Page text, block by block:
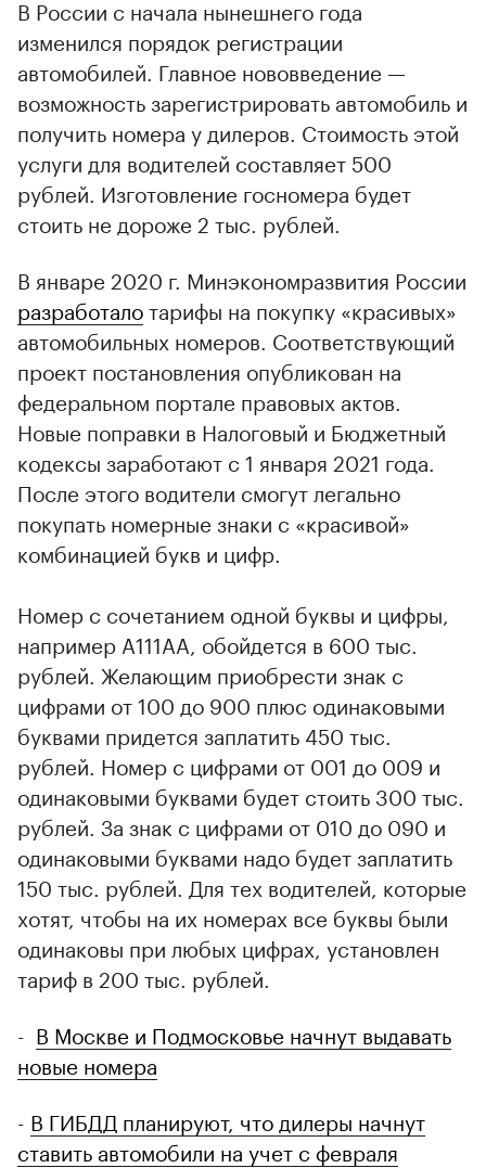
В России с начала нынешнего года
изменился порядок регистрации
автомобилей. Главное нововведение —
возможность зарегистрировать автомобиль и
получить номера у дилеров. Стоимость этой
услуги для водителей составляет 500
рублей. Изготовление госномера будет
стоить не дороже 2 тыс. рублей.
В январе 2020 г. Минэкономразвития России
разработалотарифы на покупку «красивых»
автомобильных номеров. Соответствующий
проект постановления опубликован на
федеральном портале правовых актов.
Новые поправки в Налоговый и Бюджетный
кодексы заработают с 1 января 2021 года.
После этого водители смогут легально
покупать номерные знаки с «красивой»
комбинацией букв и цифр.
Номер с сочетанием одной буквы и цифры,
например А111АА, обойдется в 600 тыс.
рублей. Желающим приобрести знак с
цифрами от 100 до 900 плюс одинаковыми
буквами придется заплатить 450 тыс.
рублей. Номер с цифрами от 001 до 009 и
одинаковыми буквами будет стоить 300 тыс.
рублей. За знак с цифрами от 010 до 090 и
одинаковыми буквами надо будет заплатить
150 тыс. рублей. Для тех водителей, которые
хотят, чтобы на их номерах все буквы были
одинаковы при любых цифрах, установлен
тариф в 200 тыс. рублей.
- В Москве и Подмосковье начнут выдавать
новые номера
- В ГИБДД планируют, что дилеры начнут
ставить автомобили на учет с февраля